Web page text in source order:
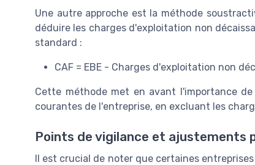
Une autre approche est la méthode
déduire les charges d'exploitation non
standard :
CAF = EBE - Charges d'exploitation non
Cette méthode met en avant l'importance
courantes de l'entreprise, en excluant les
Points de vigilance et ajustements
Il est crucial de noter que certaines